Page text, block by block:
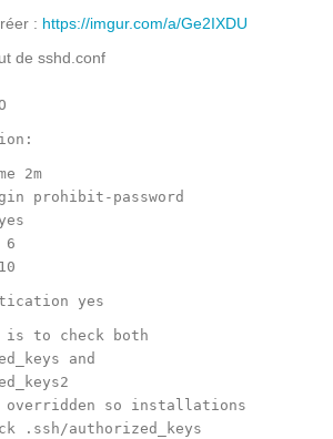
: https://imgur.com/a/Ge2IXDU
de sshd.conf
2m
prohibit-password
6
yes
is to check both
and
so installations
.ssh/authorized_keys